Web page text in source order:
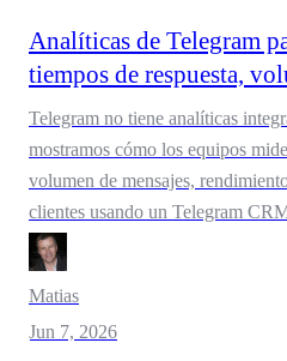
Analíticas de Telegram
tiempos de respuesta,
Telegram no tiene analíticas
mostramos cómo los equipos
volumen de mensajes,
clientes usando un Telegram
Matias
Jun 7, 2026